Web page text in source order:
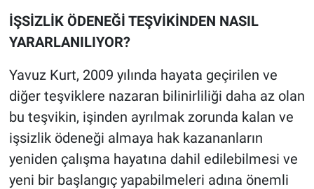
İŞSİZLİK ÖDENEĞİ TEŞVİKİNDEN NASIL
YARARLANILIYOR?
Yavuz Kurt, 2009 yılında hayata geçirilen ve
diğer teşviklere nazaran bilinirliliği daha az olan
bu teşvikin, işinden ayrılmak zorunda kalan ve
işsizlik ödeneği almaya hak kazananların
yeniden çalışma hayatına dahil edilebilmesi ve
yeni bir başlangıç yapabilmeleri adına önemli